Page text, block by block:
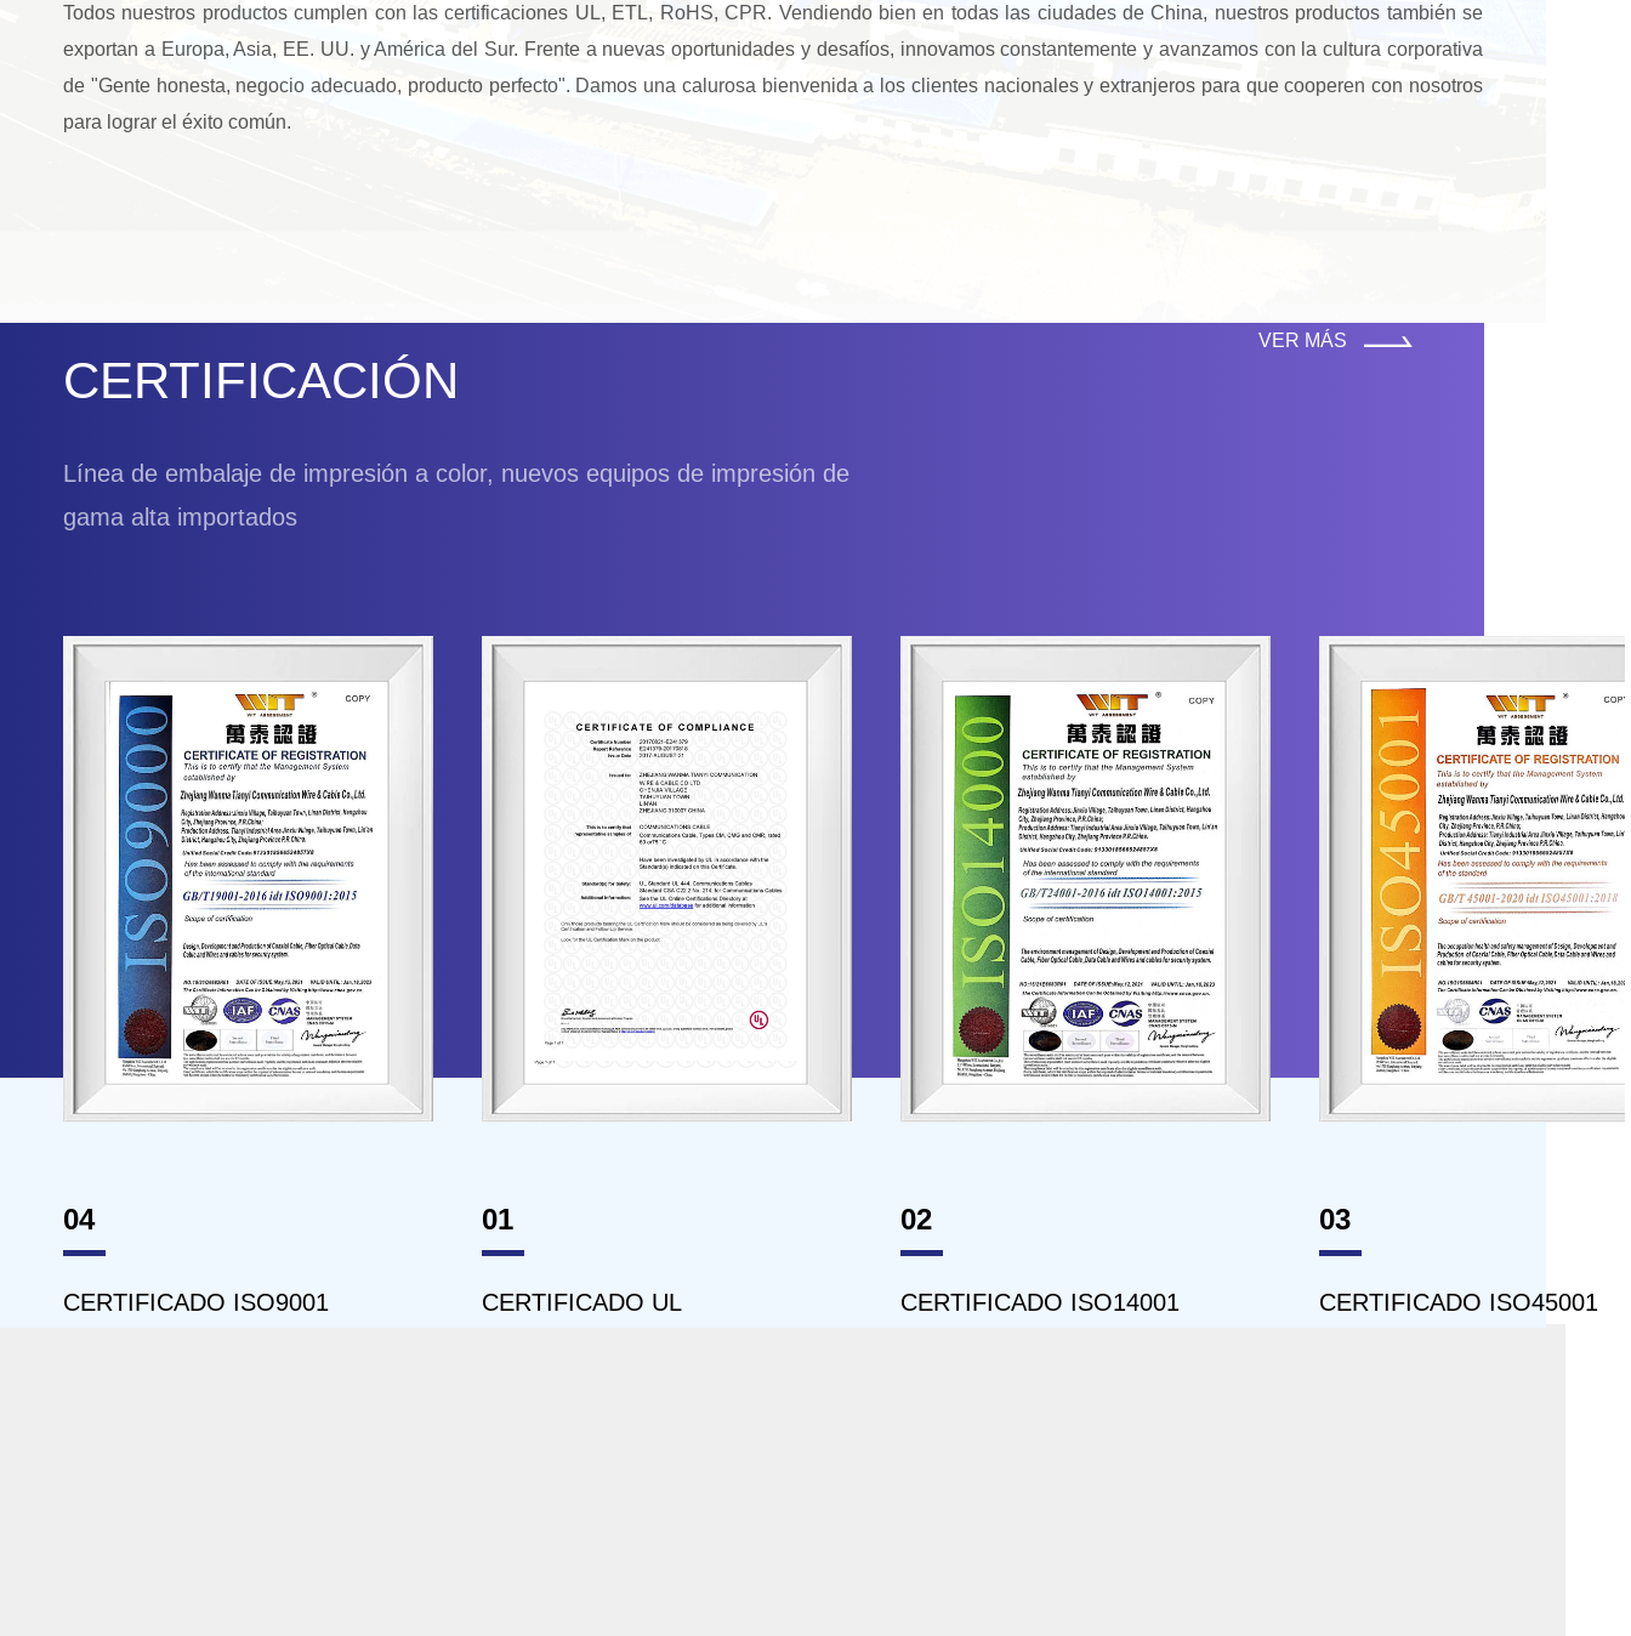
Todos nuestros productos cumplen con las certificaciones UL, ETL, RoHS, CPR. Vendiendo bien en todas las ciudades de China, nuestros productos también se
exportan a Europa, Asia, EE. UU. y América del Sur. Frente a nuevas oportunidades y desafíos, innovamos constantemente y avanzamos con la cultura corporativa
de "Gente honesta, negocio adecuado, producto perfecto". Damos una calurosa bienvenida a los clientes nacionales y extranjeros para que cooperen con nosotros
para lograr el éxito común.
CERTIFICACIÓN
VER MÁS
Línea de embalaje de impresión a color, nuevos equipos de impresión de
gama alta importados
01
CERTIFICADO UL
02
CERTIFICADO ISO14001
03
CERTIFICADO ISO45001
04
CERTIFICADO ISO9001